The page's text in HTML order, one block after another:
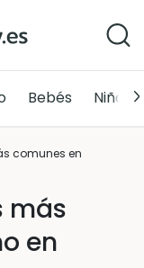
Bebés Niños
comunes en
más
en